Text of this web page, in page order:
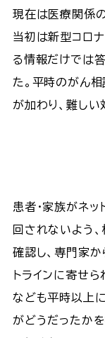
現在は医療関係
当初は新型コロ
る情報だけでは
た。平時のがん
が加わり、難しい
患者・家族がネ
回されないよう
確認し、専門家か
トラインに寄せ
なども平時以上
がどうだったか